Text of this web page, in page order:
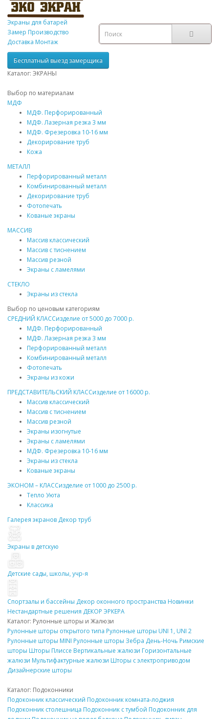
Экраны для батарей
Замер Производство
Доставка Монтаж
Бесплатный выезд замерщика
Каталог: ЭКРАНЫ
Выбор по материалам
МДФ
МДФ. Перфорированный
МДФ. Лазерная резка 3 мм
МДФ. Фрезеровка 10-16 мм
Декорирование труб
Кожа
МЕТАЛЛ
Перфорированный металл
Комбинированный металл
Декорирование труб
Фотопечать
Кованые экраны
МАССИВ
Массив классический
Массив с тиснением
Массив резной
Экраны с ламелями
СТЕКЛО
Экраны из стекла
Выбор по ценовым категориям
СРЕДНИЙ КЛАССизделие от5000 до 7000 р.
МДФ. Перфорированный
МДФ. Лазерная резка 3 мм
Перфорированный металл
Комбинированный металл
Фотопечать
Экраны из кожи
ПРЕДСТАВИТЕЛЬСКИЙ КЛАССизделие от 16000 р.
Массив классический
Массив с тиснением
Массив резной
Экраны изогнутые
Экраны с ламелями
МДФ. Фрезеровка 10-16 мм
Экраны из стекла
Кованые экраны
ЭКОНОМ – КЛАССизделие от 1000 до 2500 р.
Тепло Уюта
Классика
Галерея экранов Декортруб
Экраны в детскую
Детские сады, школы, учр-я
Спортзалы и бассейны Декор оконного пространства Новинки
Нестандартные решения ДЕКОР ЭРКЕРА
Каталог: Рулонные шторы и Жалюзи
Рулонные шторы открытого типа Рулонные шторы UNI 1, UNI 2
Рулонные шторы MINI Рулонные шторы Зебра День-Ночь Римские
шторы Шторы Плиссе Вертикальные жалюзи Горизонтальные
жалюзи Мультифактурные жалюзи Шторы с электроприводом
Дизайнерские шторы
Каталог: Подоконники
Подоконник классический Подоконник комната-лоджия
Подоконник столешница Подоконник с тумбой Подоконник для